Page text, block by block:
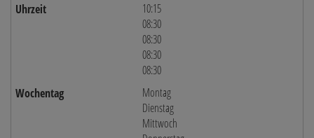
10:15
08:30
08:30
08:30
08:30
Montag
Dienstag
Mittwoch